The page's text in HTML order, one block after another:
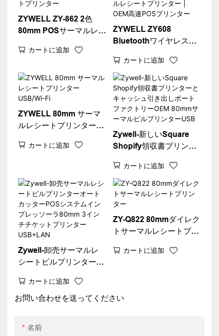
ZYWELL ZY-862 2色
80mm POSサーマルレシ
カートに追加
ZYWELL ZY608
Bluetoothワイヤレスサ
ー | OEM高速POSプリン
ター
カートに追加
ZYWELL 80mm サーマ
ルレシートプリンター
カートに追加
Zywell-新しいSquare
Shopify領収書プリンタ
ポートファクトリーOEM
80mmサーマルビルプリ
ンターUSB
カートに追加
Zywell-卸売サーマルレ
シートビルプリンターオ
ムインプレッソーラ
80mm 3インチチケット
カートに追加
ZY-Q822 80mmダイレク
トサーマルレシートプリ
カートに追加
お問い合わせを送ってください
名前